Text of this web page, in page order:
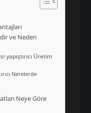
ve Neden
yapıştırıcı Üretim
Nerelerde
Neye Göre